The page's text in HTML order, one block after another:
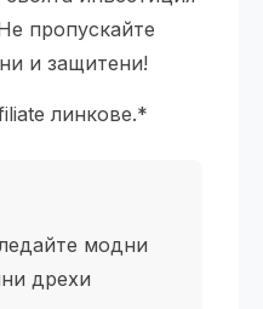
пропускайте
и защитени!
линкове.*
модни
дрехи